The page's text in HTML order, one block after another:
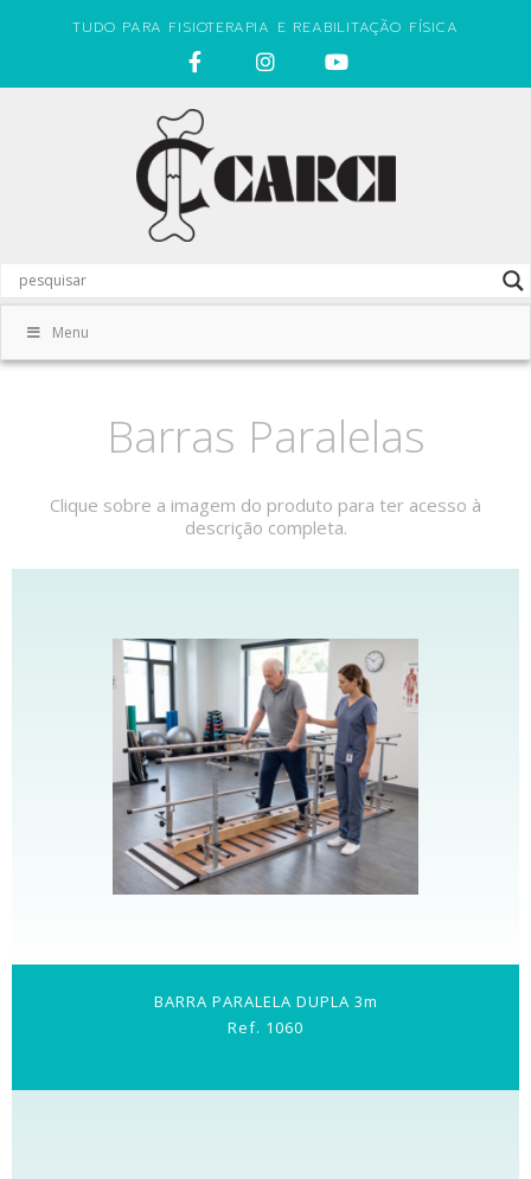
TUDO PARA FISIOTERAPIA E REABILITAÇÃO FÍSICA
Menu
Barras Paralelas
Clique sobre a imagem do produto para ter acesso à
descrição completa.
BARRA PARALELA DUPLA 3m
Ref. 1060